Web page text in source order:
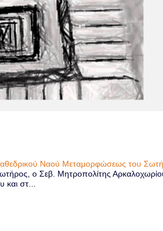
Ναού Μεταμορφώσεως του
ο Σεβ. Μητροπολίτης
και στ...